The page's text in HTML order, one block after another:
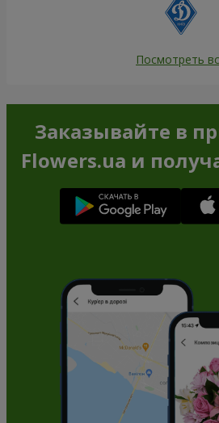
Посмотреть
Заказывайте в
Flowers.ua и